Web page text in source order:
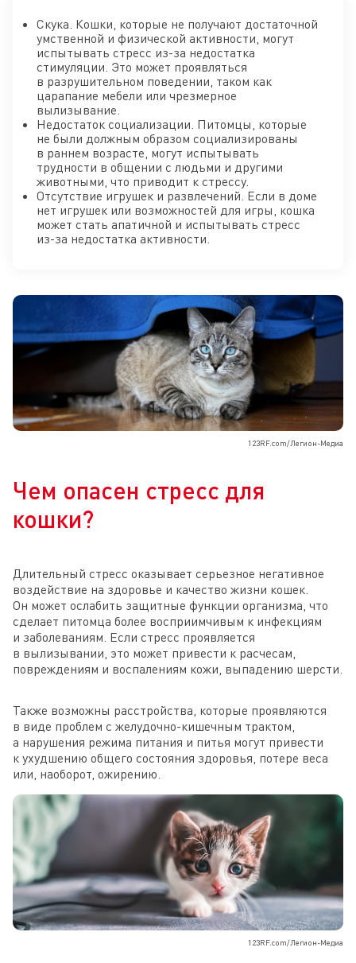
Скука. Кошки, которые не получают достаточной
умственной и физической активности, могут
испытывать стресс из-за недостатка
стимуляции. Это может проявляться
в разрушительном поведении, таком как
царапание мебели или чрезмерное
вылизывание.
Недостаток социализации. Питомцы, которые
не были должным образом социализированы
в раннем возрасте, могут испытывать
трудности в общении с людьми и другими
животными, что приводит к стрессу.
Отсутствие игрушек и развлечений. Если в доме
нет игрушек или возможностей для игры, кошка
может стать апатичной и испытывать стресс
из-за недостатка активности.
123RF.com/Легион-Медиа
Чем опасен стресс для
кошки?
Длительный стресс оказывает серьезное негативное
воздействие на здоровье и качество жизни кошек.
Он может ослабить защитные функции организма, что
сделает питомца более восприимчивым к инфекциям
и заболеваниям. Если стресс проявляется
в вылизывании, это может привести к расчесам,
повреждениям и воспалениям кожи, выпадению шерсти.
Также возможны расстройства, которые проявляются
в виде проблем с желудочно-кишечным трактом,
а нарушения режима питания и питья могут привести
к ухудшению общего состояния здоровья, потере веса
или, наоборот, ожирению.
123RF.com/Легион-Медиа